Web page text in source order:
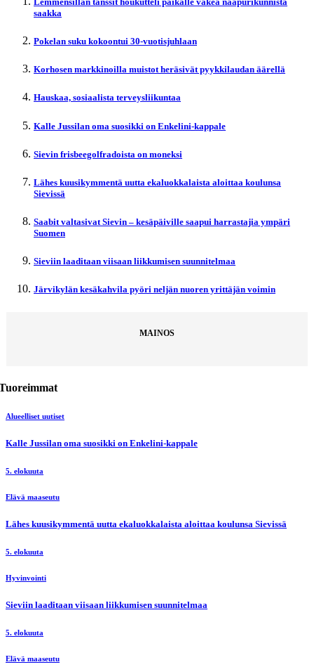
saakka
Pokelan suku kokoontui 30-vuotisjuhlaan
Korhosen markkinoilla muistot heräsivät pyykkilaudan äärellä
Hauskaa, sosiaalista terveysliikuntaa
Kalle Jussilan oma suosikki on Enkelini-kappale
Sievin frisbeegolfradoista on moneksi
Lähes kuusikymmentä uutta ekaluokkalaista aloittaa koulunsa
Sievissä
Saabit valtasivat Sievin – kesäpäiville saapui harrastajia ympäri
Suomen
Sieviin laaditaan viisaan liikkumisen suunnitelmaa
Järvikylän kesäkahvila pyöri neljän nuoren yrittäjän voimin
MAINOS
Alueelliset uutiset
Kalle Jussilan oma suosikki on Enkelini-kappale
5. elokuuta
Elävä maaseutu
Lähes kuusikymmentä uutta ekaluokkalaista aloittaa koulunsa Sievissä
5. elokuuta
Hyvinvointi
Sieviin laaditaan viisaan liikkumisen suunnitelmaa
5. elokuuta
Elävä maaseutu